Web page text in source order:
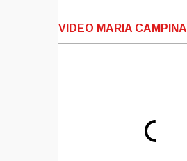
VIDEO MARIA CAMPINA